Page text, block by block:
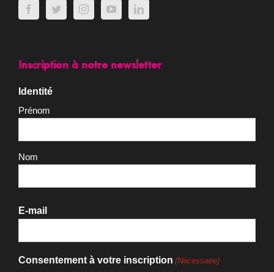
Inscription à notre newsletter
Identité
Prénom
Nom
E-mail
Consentement à votre inscription (Nécessaire)